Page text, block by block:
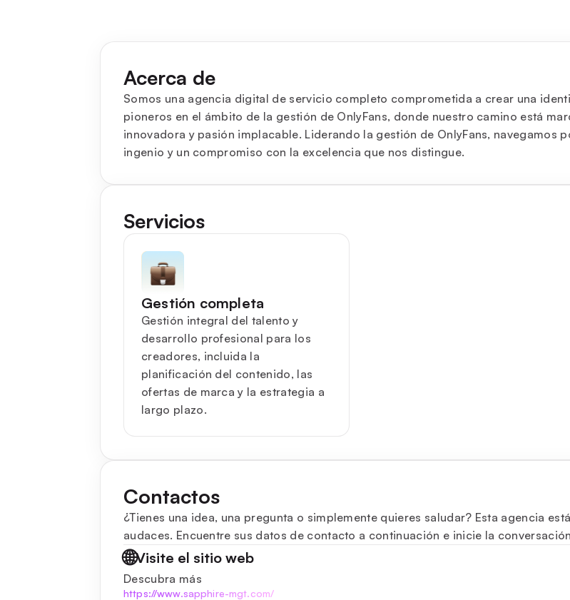
Acerca de
Somos una agencia digital de servicio completo comprometida a crear una
pioneros en el ámbito de la gestión de OnlyFans, donde nuestro camino está
innovadora y pasión implacable. Liderando la gestión de OnlyFans, navegamos
ingenio y un compromiso con la excelencia que nos distingue.
Servicios
Gestión completa
Gestión integral del talento y
desarrollo profesional para los
creadores, incluida la
planificación del contenido, las
ofertas de marca y la estrategia a
largo plazo.
Contactos
¿Tienes una idea, una pregunta o simplemente quieres saludar? Esta agencia
audaces. Encuentre sus datos de contacto a continuación e inicie la
🌐Visite el sitio web
Descubra más
https://www.sapphire-mgt.com/